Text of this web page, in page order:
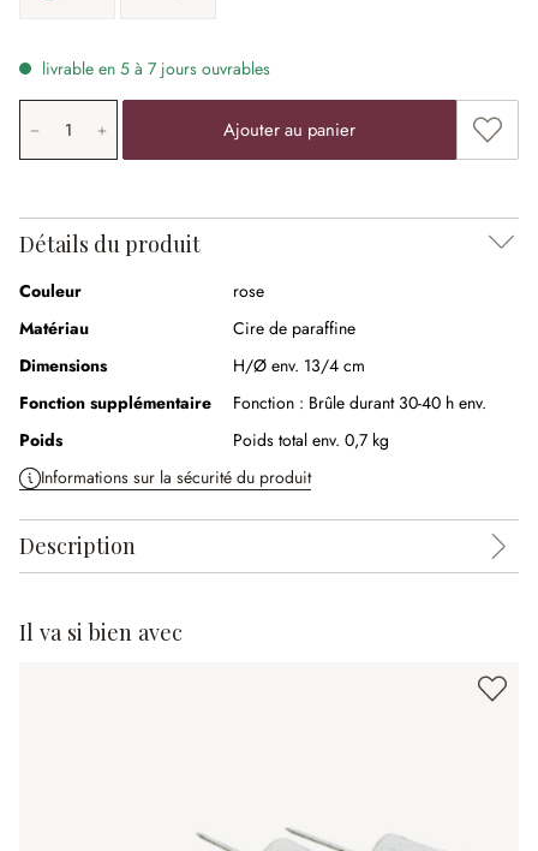
livrable en 5 à 7 jours ouvrables
Quantité de produit: saisissez la valeur souhaitée ou
Ajouter au panier
Détails du produit
Couleur
rose
Matériau
Cire de paraffine
Dimensions
H/Ø env. 13/4 cm
Fonction supplémentaire
Fonction : Brûle durant 30-40 h env.
Poids
Poids total env. 0,7 kg
Informations sur la sécurité du produit
Description
Il va si bien avec